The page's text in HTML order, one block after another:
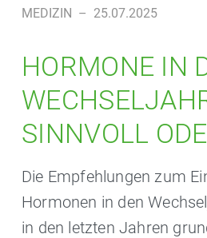
MEDIZIN – 25.07.2025
HORMONE IN
SINNVOLL
Die Empfehlungen zum
Hormonen in den
in den letzten Jahren